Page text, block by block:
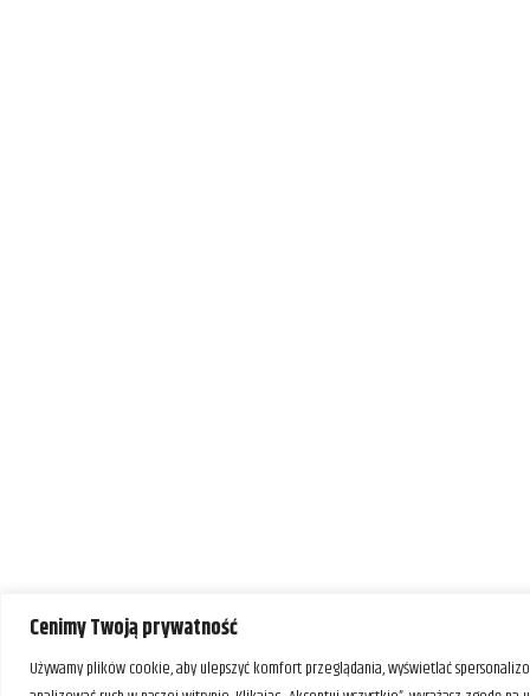
Cenimy Twoją prywatność
Używamy plików cookie, aby ulepszyć komfort przeglądania, wyświetlać